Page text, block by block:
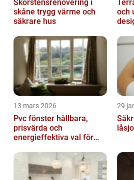
Skorstensrenovering i
skåne trygg värme och
säkrare hus
och
13 mars 2026
Pvc fönster hållbara,
prisvärda och
energieffektiva val för
29